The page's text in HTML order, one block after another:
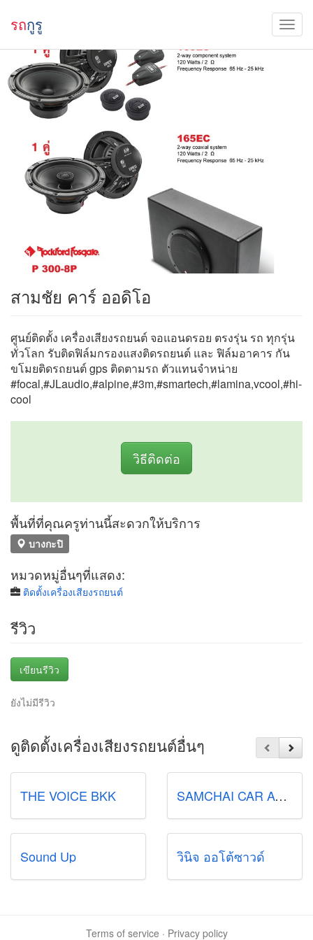
รถกูรู
สามชัย คาร์ ออดิโอ
ศูนย์ติดตั้ง เครื่องเสียงรถยนต์ จอแอนดรอย ตรงรุ่น รถ ทุกรุ่น
ทั่วโลก รับติดฟิล์มกรองแสงติดรถยนต์ และ ฟิล์มอาคาร กัน
ขโมยติดรถยนต์ gps ติดตามรถ ตัวแทนจำหน่าย
#focal,#JLaudio,#alpine,#3m,#smartech,#lamina,vcool,#hi-
cool
วิธีติดต่อ
พื้นที่ที่คุณครูท่านนี้สะดวกให้บริการ
บางกะปิ
หมวดหมู่อื่นๆที่แสดง:
ติดตั้งเครื่องเสียงรถยนต์
รีวิว
เขียนรีวิว
ยังไม่มีรีวิว
ดูติดตั้งเครื่องเสียงรถยนต์อื่นๆ
THE VOICE BKK SAMCHAI CAR AUDIO
Sound Up วินิจ ออโต้ซาวด์
Terms of service · Privacy policy